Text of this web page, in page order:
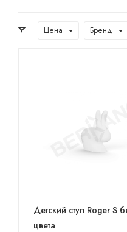
Цена Бренд
Детский стул Roger S
цвета